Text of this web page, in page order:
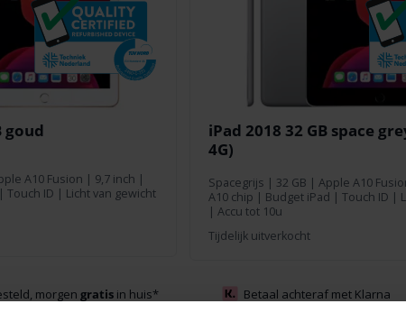
goud
A10 Fusion | 9,7 inch |
ID | Licht van gewicht
iPad 2018 32 GB space
4G)
Spacegrijs | 32 GB | Apple A10
A10 chip | Budget iPad | Touch ID |
| Accu tot 10u
Tijdelijk uitverkocht
morgen gratis in huis* Betaal achteraf met Klarna